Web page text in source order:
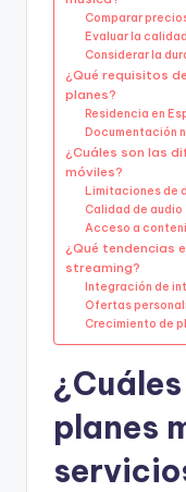
Comparar
Evaluar la
Considerar la
¿Qué requisitos
planes?
Residencia en
Documentación
¿Cuáles son las
móviles?
Limitaciones de
Calidad de audio
Acceso a
¿Qué tendencias
streaming?
Integración de
Ofertas
Crecimiento de
planes